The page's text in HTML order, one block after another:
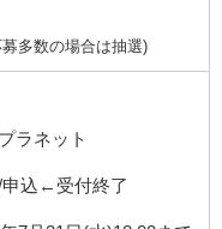
多数の場合は抽選)
ラネット
申込←受付終了